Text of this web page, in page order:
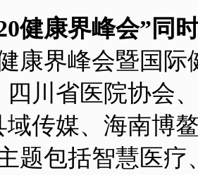
健康界峰会”同
康界峰会暨国
四川省医院协会
域传媒、海南博
题包括智慧医疗